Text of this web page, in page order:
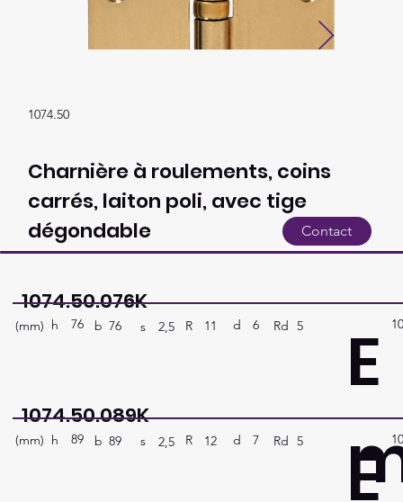
1074.50
Charnière à roulements, coins
carrés, laiton poli, avec tige
dégondable
Contact
1074.50.076K
(mm) 76
h b 76 s 2,5 R 11 d 6 Rd 5
E
1074.50.089K
(mm) 89
h b 89 s 2,5 R 12 d 7 Rd 5
E